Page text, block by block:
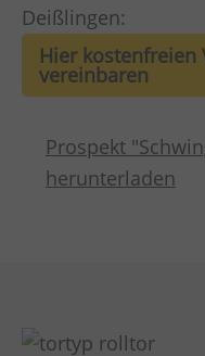
Deißlingen:
Hier kostenfreien
vereinbaren
Prospekt
herunterladen